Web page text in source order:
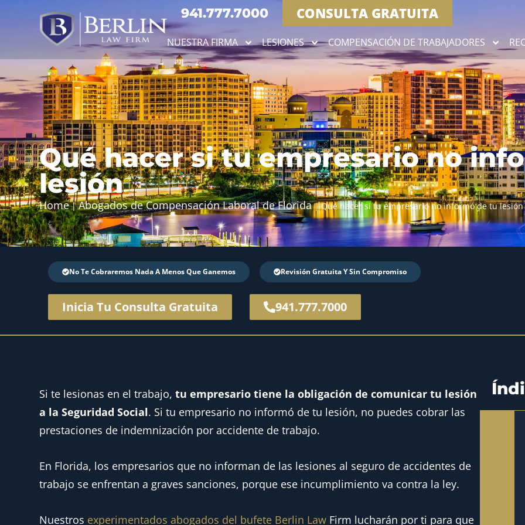
941.777.7000 CONSULTA GRATUITA
NUESTRA FIRMA LESIONES COMPENSACIÓN DE TRABAJADORES
Qué hacer si tu empresario no
lesión
Home|Abogados de Compensación Laboral de Florida|Qué hacer si tu empresario no informó de tu lesión
No Te Cobraremos Nada A Menos Que Ganemos Revisión Gratuita Y Sin Compromiso
Inicia Tu Consulta Gratuita 941.777.7000
Si te lesionas en el trabajo,tu empresario tiene la obligación de comunicar tu lesión
a la Seguridad Social. Si tu empresario no informó de tu lesión, no puedes cobrar las
prestaciones de indemnización por accidente de trabajo.
En Florida, los empresarios que no informan de las lesiones al seguro de accidentes de
trabajo se enfrentan a graves sanciones, porque ese incumplimiento va contra la ley.
Nuestros experimentados abogados del bufete Berlin Law Firm lucharán por ti para que